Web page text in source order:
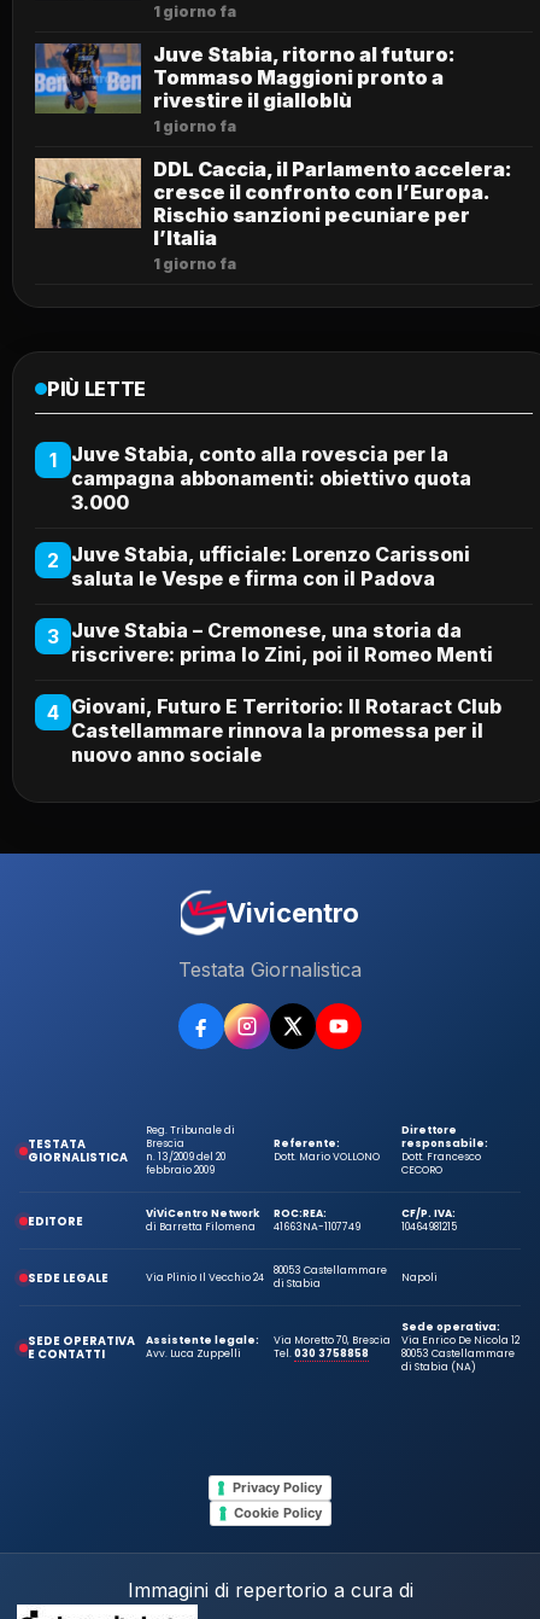
1 giorno fa
Juve Stabia, ritorno al futuro:
Tommaso Maggioni pronto a
rivestire il gialloblù
1 giorno fa
DDL Caccia, il Parlamento accelera:
cresce il confronto con l’Europa.
Rischio sanzioni pecuniare per
l’Italia
1 giorno fa
PIÙ LETTE
1
Juve Stabia, conto alla rovescia per la
campagna abbonamenti: obiettivo quota
3.000
2 Juve Stabia, ufficiale: Lorenzo Carissoni
saluta le Vespe e firma con il Padova
3 Juve Stabia – Cremonese, una storia da
riscrivere: prima lo Zini, poi il Romeo Menti
4 Giovani, Futuro E Territorio: Il Rotaract Club
Castellammare rinnova la promessa per il
nuovo anno sociale
Vivicentro
Testata Giornalistica
TESTATA
GIORNALISTICA
Reg. Tribunale di
Brescia
n. 13/2009 del 20
febbraio 2009
Referente:
Dott. Mario VOLLONO
Direttore
responsabile:
Dott. Francesco
CECORO
EDITORE
ViViCentro Network
di Barretta Filomena
ROC:
41663
REA:
NA-1107749
CF/P. IVA:
10464981215
SEDE LEGALE Via Plinio Il Vecchio 24
80053 Castellammare
di Stabia
Napoli
SEDE OPERATIVA
E CONTATTI
Assistente legale:
Avv. Luca Zuppelli
Via Moretto 70, Brescia
Tel.030 3758858
Sede operativa:
Via Enrico De Nicola 12
80053 Castellammare
di Stabia (NA)
Privacy Policy
Cookie Policy
Immagini di repertorio a cura di